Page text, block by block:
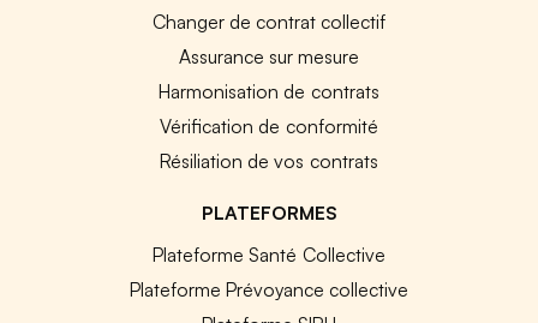
Changer de contrat collectif
Assurance sur mesure
Harmonisation de contrats
Vérification de conformité
Résiliation de vos contrats
PLATEFORMES
Plateforme Santé Collective
Plateforme Prévoyance collective